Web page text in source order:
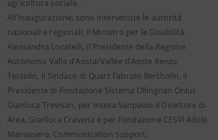
agricoltura sociale.
All’inaugurazione, sono intervenute le autorità
nazionali e regionali: il Ministro per le Disabilità
Alessandra Locatelli, il Presidente della Regione
Autonoma Valle d’Aosta/Vallée d’Aoste Renzo
Testolin, il Sindaco di Quart Fabrizio Bertholin, il
Presidente di Fondazione Sistema Ollingnan Onlus
Gianluca Trevisan, per Intesa Sanpaolo il Direttore di
Area, Gianluca Cravena e per Fondazione CESVI Adele
Manassero, Communication support.